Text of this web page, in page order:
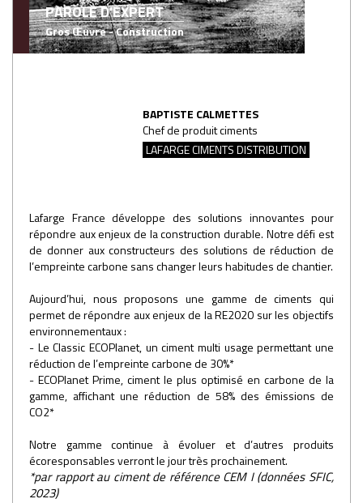
PAROLE D'EXPERT
Gros Œuvre - Construction
BAPTISTE CALMETTES
Chef de produit ciments
LAFARGE CIMENTS DISTRIBUTION
Lafarge France développe des solutions innovantes pour
répondre aux enjeux de la construction durable. Notre défi est
de donner aux constructeurs des solutions de réduction de
l’empreinte carbone sans changer leurs habitudes de chantier.
Aujourd’hui, nous proposons une gamme de ciments qui
permet de répondre aux enjeux de la RE2020 sur les objectifs
environnementaux :
- Le Classic ECOPlanet, un ciment multi usage permettant une
réduction de l’empreinte carbone de 30%*
- ECOPlanet Prime, ciment le plus optimisé en carbone de la
gamme, affichant une réduction de 58% des émissions de
CO2*
Notre gamme continue à évoluer et d’autres produits
écoresponsables verront le jour très prochainement.
*par rapport au ciment de référence CEM I (données SFIC,
2023)